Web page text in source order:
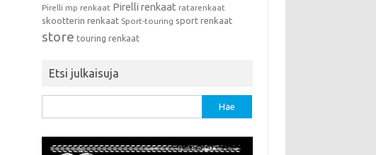
Pirelli mp renkaat Pirelli renkaat ratarenkaat
skootterin renkaat Sport-touring sport renkaat
store touring renkaat
Etsi julkaisuja